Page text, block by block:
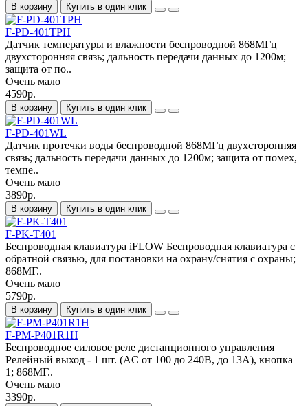
В корзину Купить в один клик
F-PD-401TPH
Датчик температуры и влажности беспроводной 868МГц
двухсторонняя связь; дальность передачи данных до 1200м;
защита от по..
Очень мало
4590р.
В корзину Купить в один клик
F-PD-401WL
Датчик протечки воды беспроводной 868МГц двухсторонняя
связь; дальность передачи данных до 1200м; защита от помех,
темпе..
Очень мало
3890р.
В корзину Купить в один клик
F-PK-T401
Беспроводная клавиатура iFLOW Беспроводная клавиатура с
обратной связью, для постановки на охрану/снятия с охраны;
868МГ..
Очень мало
5790р.
В корзину Купить в один клик
F-PM-P401R1H
Беспроводное силовое реле дистанционного управления
Релейный выход - 1 шт. (AC от 100 до 240В, до 13А), кнопка
1; 868МГ..
Очень мало
3390р.